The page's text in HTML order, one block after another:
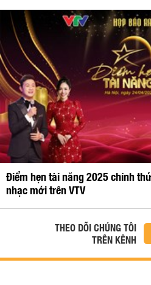
Điểm hẹn tài năng 2025 chính
nhạc mới trên VTV
THEO DÕI CHÚNG TÔI
TRÊN KÊNH